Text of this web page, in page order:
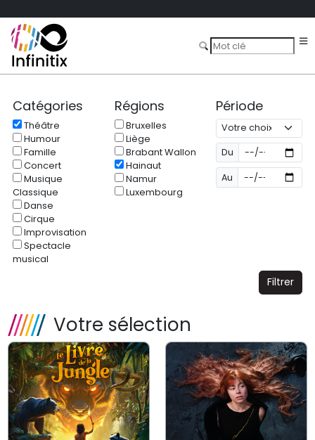
Catégories
Théâtre
Humour
Famille
Concert
Musique
Classique
Danse
Cirque
Improvisation
Spectacle
musical
Régions
Bruxelles
Liège
Brabant Wallon
Hainaut
Namur
Luxembourg
Période
Du
Au
Filtrer
Votre sélection